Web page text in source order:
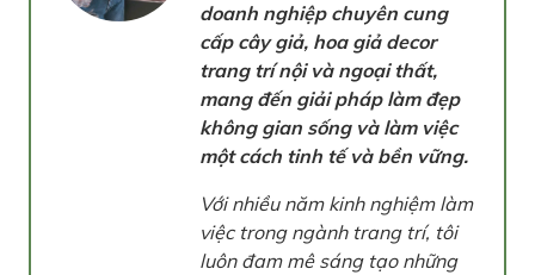
doanh nghiệp chuyên cung
cấp cây giả, hoa giả decor
trang trí nội và ngoại thất,
mang đến giải pháp làm đẹp
không gian sống và làm việc
một cách tinh tế và bền vững.
Với nhiều năm kinh nghiệm làm
việc trong ngành trang trí, tôi
luôn đam mê sáng tạo những